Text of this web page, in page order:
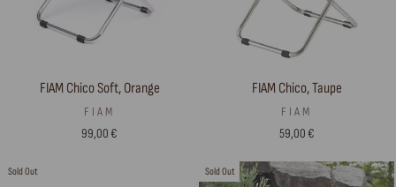
FIAM Chico Soft, Orange
FIAM
99,00 €
FIAM Chico, Taupe
FIAM
59,00 €
Sold Out Sold Out